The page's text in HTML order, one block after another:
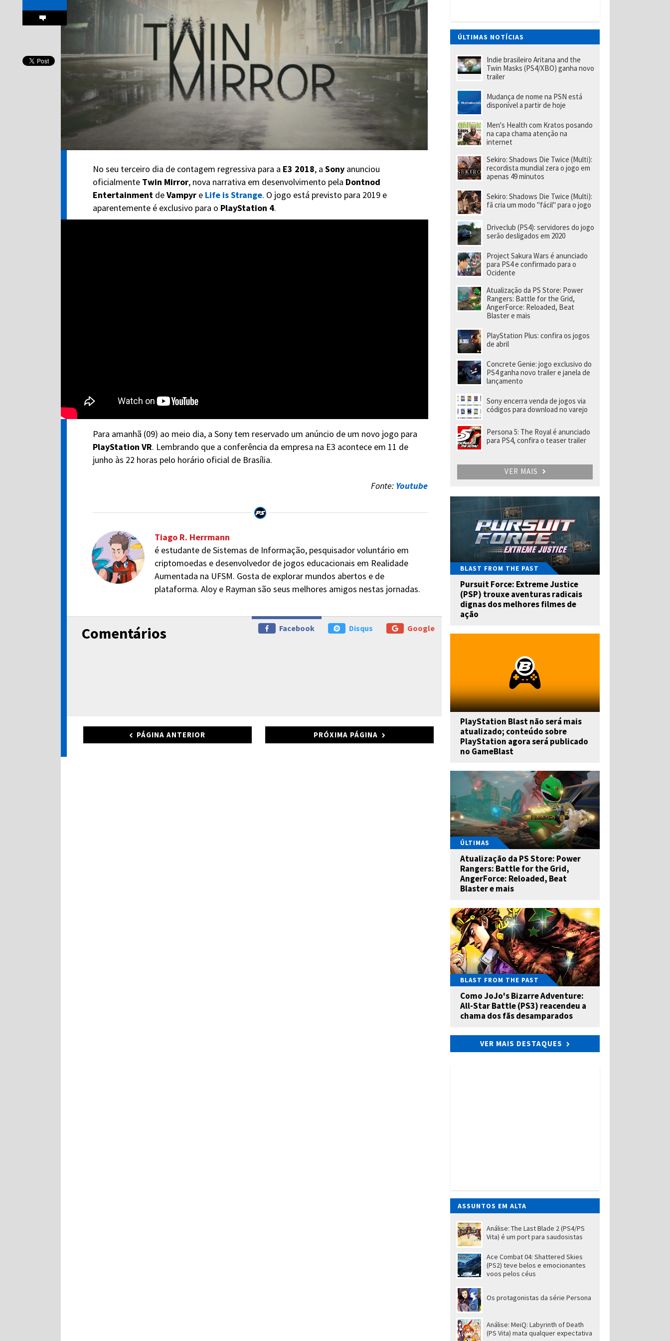
P
No seu terceiro dia de contagem regressiva para a E3 2018, a Sonyanunciou
oficialmente Twin Mirror, nova narrativa em desenvolvimento pela Dontnod
Entertainment deVampyr e Life is Strange. O jogo está previsto para 2019 e
aparentemente é exclusivo para o PlayStation 4.
Para amanhã (09) ao meio dia, a Sony tem reservado um anúncio de um novo jogo para
PlayStation VR. Lembrando que a conferência da empresa na E3 acontece em 11 de
junho às 22 horas pelo horário oficial de Brasília.
Fonte: Youtube
Tiago R. Herrmann
é estudante de Sistemas de Informação, pesquisador voluntário em
criptomoedas e desenvolvedor de jogos educacionais em Realidade
Aumentada na UFSM. Gosta de explorar mundos abertos e de
plataforma. Aloy e Rayman são seus melhores amigos nestas jornadas.
Comentários Google
Disqus
Facebook
PÁGINA ANTERIOR PRÓXIMA PÁGINA
ÚLTIMAS NOTÍCIAS
Indie brasileiro Aritana and the
Twin Masks (PS4/XBO) ganha novo
trailer
Mudança de nome na PSN está
disponível a partir de hoje
Men's Health com Kratos posando
na capa chama atenção na
internet
Sekiro: Shadows Die Twice (Multi):
recordista mundial zera o jogo em
apenas 49 minutos
Sekiro: Shadows Die Twice (Multi):
fã cria um modo "fácil" para o jogo
Driveclub (PS4): servidores do jogo
serão desligados em 2020
Project Sakura Wars é anunciado
para PS4 e confirmado para o
Ocidente
Atualização da PS Store: Power
Rangers: Battle for the Grid,
AngerForce: Reloaded, Beat
Blaster e mais
PlayStation Plus: confira os jogos
de abril
Concrete Genie: jogo exclusivo do
PS4 ganha novo trailer e janela de
lançamento
Sony encerra venda de jogos via
códigos para download no varejo
Persona 5: The Royal é anunciado
para PS4, confira o teaser trailer
VER MAIS
BLAST FROM THE PAST
Pursuit Force: Extreme Justice
(PSP) trouxe aventuras radicais
dignas dos melhores filmes de
ação
PlayStation Blast não será mais
atualizado; conteúdo sobre
PlayStation agora será publicado
no GameBlast
ÚLTIMAS
Atualização da PS Store: Power
Rangers: Battle for the Grid,
AngerForce: Reloaded, Beat
Blaster e mais
BLAST FROM THE PAST
Como JoJo's Bizarre Adventure:
All-Star Battle (PS3) reacendeu a
chama dos fãs desamparados
VER MAIS DESTAQUES
ASSUNTOS EM ALTA
Análise: The Last Blade 2 (PS4/PS
Vita) é um port para saudosistas
Ace Combat 04: Shattered Skies
(PS2) teve belos e emocionantes
voos pelos céus
Os protagonistas da série Persona
Análise: MeiQ: Labyrinth of Death
(PS Vita) mata qualquer expectativa